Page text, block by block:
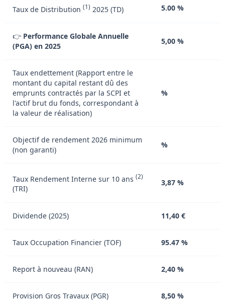
Taux de Distribution (1) 2025 (TD) 5.00 %
👉 Performance Globale Annuelle
(PGA) en 2025
5,00 %
Taux endettement (Rapport entre le
montant du capital restant dû des
emprunts contractés par la SCPI et
l'actif brut du fonds, correspondant à
la valeur de réalisation)
%
Objectif de rendement 2026 minimum
(non garanti)
%
Taux Rendement Interne sur 10 ans (2)
(TRI)
3,87 %
Dividende (2025) 11,40 €
Taux Occupation Financier (TOF) 95.47 %
Report à nouveau (RAN) 2,40 %
Provision Gros Travaux (PGR) 8,50 %